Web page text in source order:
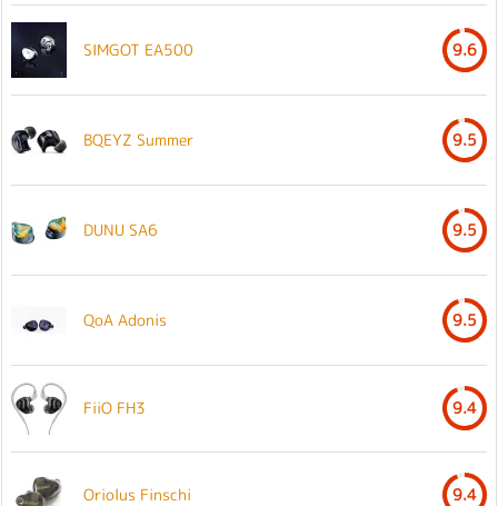
SIMGOT EA500 9.6
BQEYZ Summer 9.5
DUNU SA6 9.5
QoA Adonis 9.5
FiiO FH3 9.4
Oriolus Finschi 9.4